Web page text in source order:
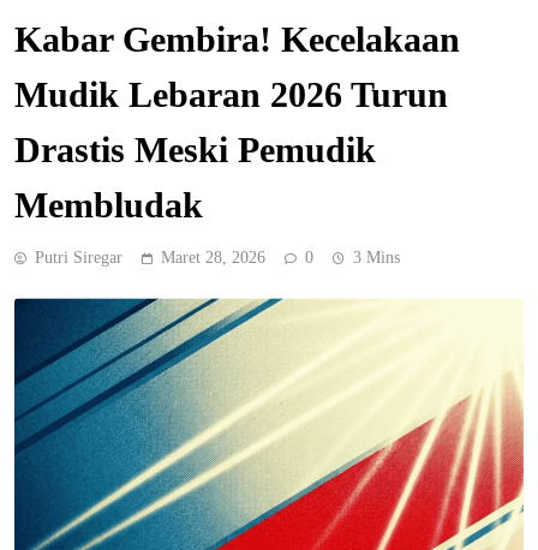
Kabar Gembira! Kecelakaan
Mudik Lebaran 2026 Turun
Drastis Meski Pemudik
Membludak
Putri Siregar Maret 28, 2026 0 3 Mins